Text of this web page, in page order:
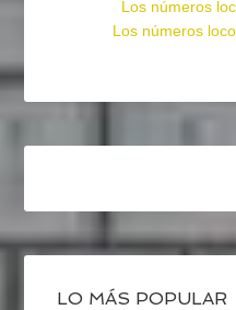
Los números
Los números
LO MÁS POPULAR